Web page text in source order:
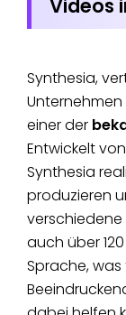
Vidnoz AI
Videos
Synthesia,
Unternehmen
einer der
Entwickelt
Synthesia
produzieren
verschiedene
auch über
Sprache,